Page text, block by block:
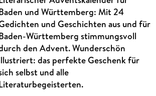
und Württemberg: Mit 24
und Geschichten aus und für
Württemberg stimmungsvoll
den Advent. Wunderschön
das perfekte Geschenk für
selbst und alle